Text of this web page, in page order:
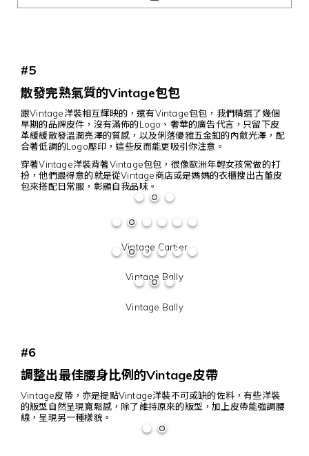
#5
散發完熟氣質的Vintage包包
跟Vintage洋裝相互輝映的，還有Vintage包包，我們精選了幾個
早期的品牌皮件，沒有滿佈的Logo、奢華的廣告代言，只留下皮
革緩緩散發溫潤亮澤的質感，以及俐落優雅五金釦的內斂光澤，配
合著低調的Logo壓印，這些反而能更吸引你注意。
穿著Vintage洋裝背著Vintage包包，很像歐洲年輕女孩常做的打
扮，他們最得意的就是從Vintage商店或是媽媽的衣櫃搜出古董皮
包來搭配日常服，彰顯自我品味。
Vintage Cartier
Vintage Bally
Vintage Bally
#6
調整出最佳腰身比例的Vintage皮帶
Vintage皮帶，亦是提點Vintage洋裝不可或缺的佐料，有些洋裝
的版型自然呈現寬鬆感，除了維持原來的版型，加上皮帶能強調腰
線，呈現另一種樣貌。